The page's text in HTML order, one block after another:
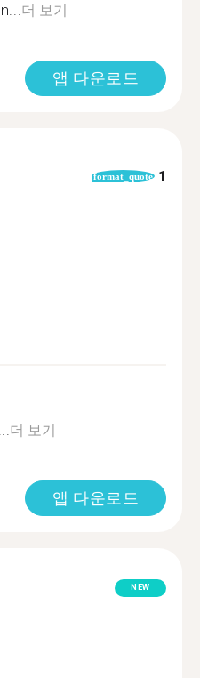
더 보기
앱 다운로드
format_quote 1
더 보기
앱 다운로드
NEW